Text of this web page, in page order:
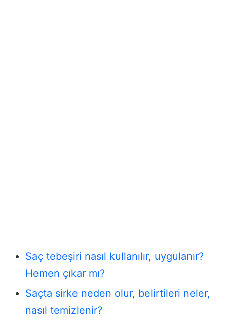
Saç tebeşiri nasıl kullanılır, uygulanır?
Hemen çıkar mı?
Saçta sirke neden olur, belirtileri neler,
nasıl temizlenir?